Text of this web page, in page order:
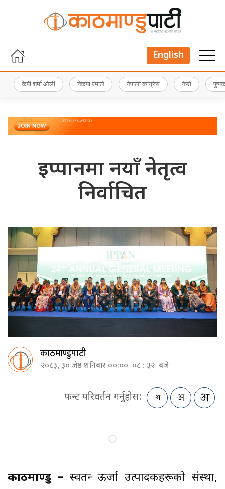
English
केपी शर्मा ओली नेकपा एमाले नेपाली कांग्रेस नेप्से
इप्पानमा नयाँ नेतृत्व
निर्वाचित
काठमाण्डुपाटी
२०८३, ३० जेष्ठ शनिबार ००:०० ०८ : ३२ बजे
फन्ट परिवर्तन गर्नुहोस:
काठमाण्डु – स्वतन्त्र ऊर्जा उत्पादकहरूको संस्था,